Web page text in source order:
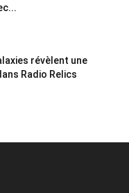
révèlent une
Radio Relics